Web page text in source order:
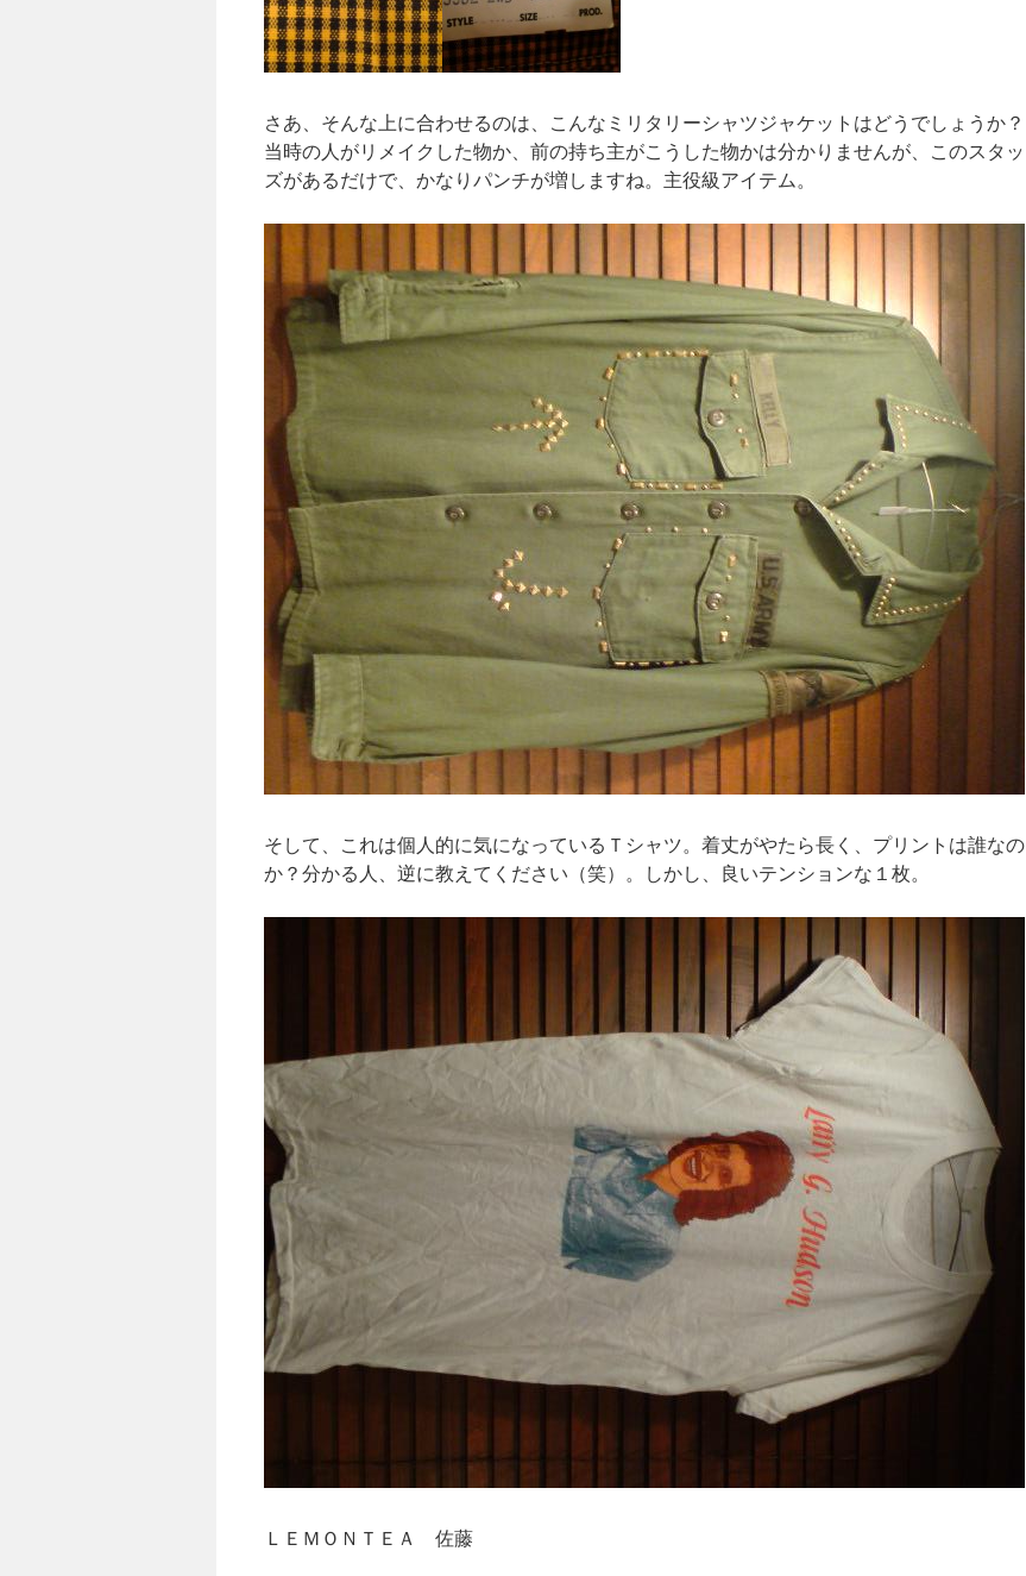
さあ、そんな上に合わせるのは、こんなミリタリーシャツジャケットはどうでしょうか？
当時の人がリメイクした物か、前の持ち主がこうした物かは分かりませんが、このスタッ
ズがあるだけで、かなりパンチが増しますね。主役級アイテム。
そして、これは個人的に気になっているＴシャツ。着丈がやたら長く、プリントは誰なの
か？分かる人、逆に教えてください（笑）。しかし、良いテンションな１枚。
ＬＥＭＯＮＴＥＡ 佐藤